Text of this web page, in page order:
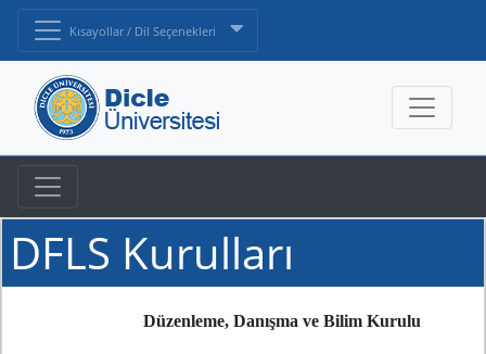
Kısayollar / Dil Seçenekleri
DFLS Kurulları
Düzenleme, Danışma ve Bilim Kurulu